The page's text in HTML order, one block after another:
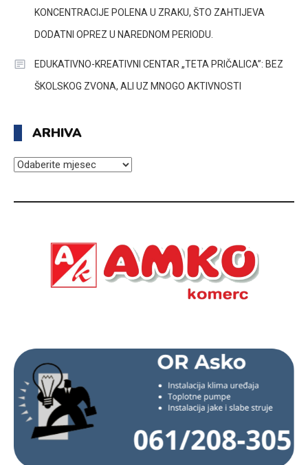
KONCENTRACIJE POLENA U ZRAKU, ŠTO ZAHTIJEVA
DODATNI OPREZ U NAREDNOM PERIODU.
EDUKATIVNO-KREATIVNI CENTAR „TETA PRIČALICA”: BEZ
ŠKOLSKOG ZVONA, ALI UZ MNOGO AKTIVNOSTI
ARHIVA
ARHIVA